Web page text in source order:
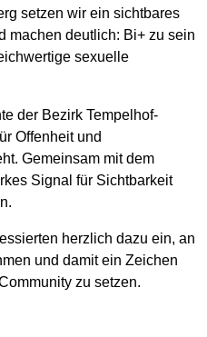
setzen wir ein sichtbares
machen deutlich: Bi+ zu sein
sexuelle
der Bezirk Tempelhof-
Offenheit und
Gemeinsam mit dem
Signal für Sichtbarkeit
herzlich dazu ein, an
und damit ein Zeichen
zu setzen.